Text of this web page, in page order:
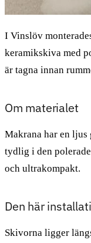
I Vinslöv
keramikskiva med
är tagna innan
Om materialet
Makrana har en
tydlig i den
och ultrakompakt.
Den här
Skivorna ligger